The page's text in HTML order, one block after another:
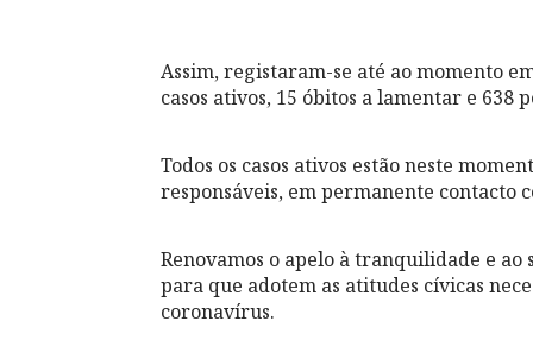
Assim, registaram-se até ao momento
casos ativos, 15 óbitos a lamentar e 638
Todos os casos ativos estão neste
responsáveis, em permanente contacto
Renovamos o apelo à tranquilidade e
para que adotem as atitudes cívicas
coronavírus.